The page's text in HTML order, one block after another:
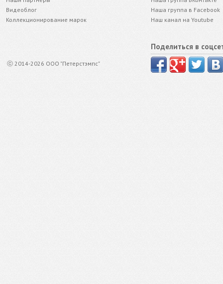
Видеоблог
Коллекционирование марок
ⓒ 2014-2026 ООО "Петерстэмпс"
Наша группа в Facebook
Наш канал на Youtube
Поделиться в